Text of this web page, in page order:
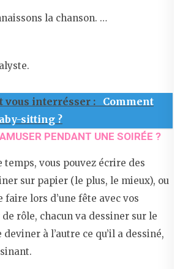
la chanson. …
vous interrésser :
Comment
sitting ?
PENDANT UNE SOIRÉE ?
temps, vous pouvez écrire des
sur papier (le plus, le mieux), ou
faire lors d’une fête avec vos
rôle, chacun va dessiner sur le
à l’autre ce qu’il a dessiné,